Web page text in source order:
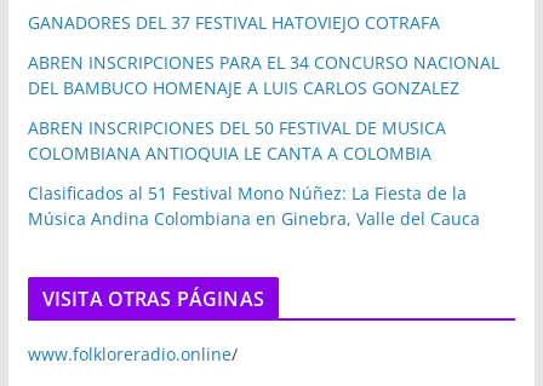
GANADORES DEL 37 FESTIVAL HATOVIEJO COTRAFA
ABREN INSCRIPCIONES PARA EL 34 CONCURSO NACIONAL
DEL BAMBUCO HOMENAJE A LUIS CARLOS GONZALEZ
ABREN INSCRIPCIONES DEL 50 FESTIVAL DE MUSICA
COLOMBIANA ANTIOQUIA LE CANTA A COLOMBIA
Clasificados al 51 Festival Mono Núñez: La Fiesta de la
Música Andina Colombiana en Ginebra, Valle del Cauca
VISITA OTRAS PÁGINAS
www.folkloreradio.online/